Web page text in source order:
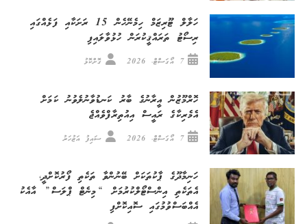
ހަލާލް ޓޫރިޒަމް ހިމެނޭހެން 15 ރަށަކާއި ފަޅެއްގައި
ރިސޯޓު ތަރައްޤީކުރަން ހުޅުވާލައިފި
7 އޯގަސްޓް، 2026 ގޮށްކޮޅު
ހޮރްމޫޒުން އީރާނުގެ ބާރު ކަނޑުވާނުލެވުނު ކަމަށް
އެމެރިކާގެ ރައީސް އިއުތިރާފްވެއްޖެ
7 އޯގަސްޓް، 2026 ސައިފު އަޒުހަރު
ހަނިމާދޫގެ ޕާކުތަކަށް ބޭނުންވާ ތަކެތި ފޯރުކޮށްދީ،
އެތަކެތި އިންސްޓޯލްކުރުމަށް “މިނެޓް ޕްލަސް” އާއެކު
އެއްބަސްވުމުގައި ސޮއިކޮށްފި